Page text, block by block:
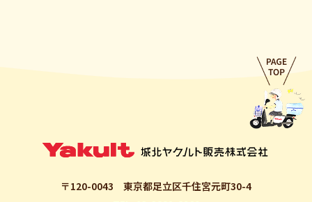
〒120-0043 東京都足立区千住宮元町30-4